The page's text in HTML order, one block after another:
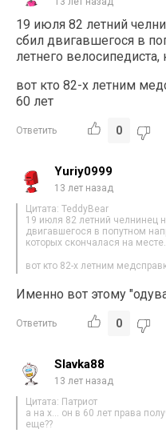
19 июля 82 летний
сбил двигавшегося в
летнего
вот кто 82-х летним
60 лет
Ответить 0
Yuriy0999
13 лет назад
Цитата: TeddyBear
19 июля 82 летний челнинец
двигавшегося в попутном
которых скончалася на месте.
вот кто 82-х летним
Именно вот этому
Ответить 0
Slavka88
13 лет назад
Цитата: Патриот
а на х… он в 60 лет права
еще??